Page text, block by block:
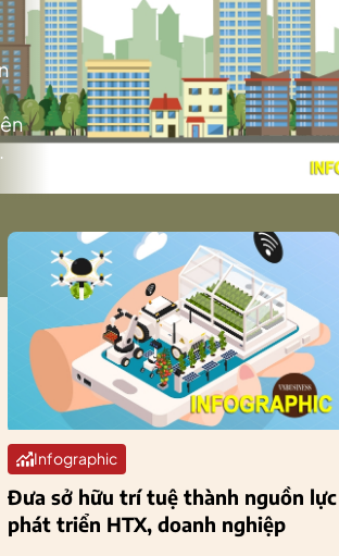
Infographic
Đưa sở hữu trí tuệ thành nguồn lực
phát triển HTX, doanh nghiệp